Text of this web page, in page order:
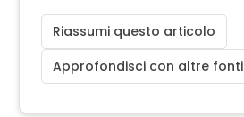
Riassumi questo articolo
Approfondisci con altre fonti